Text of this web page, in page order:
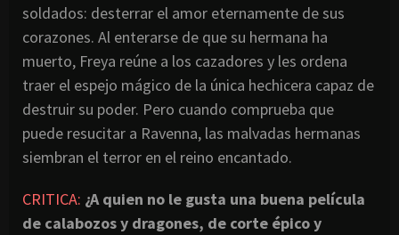
soldados: desterrar el amor eternamente de sus
corazones. Al enterarse de que su hermana ha
muerto, Freya reúne a los cazadores y les ordena
traer el espejo mágico de la única hechicera capaz de
destruir su poder. Pero cuando comprueba que
puede resucitar a Ravenna, las malvadas hermanas
siembran el terror en el reino encantado.
CRITICA: ¿A quien no le gusta una buena película
de calabozos y dragones, de corte épico y